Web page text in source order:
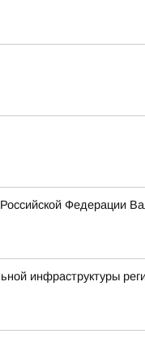
Федерации
инфраструктуры